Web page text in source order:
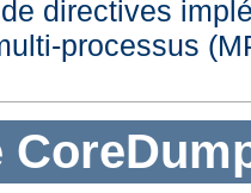
directives
processus